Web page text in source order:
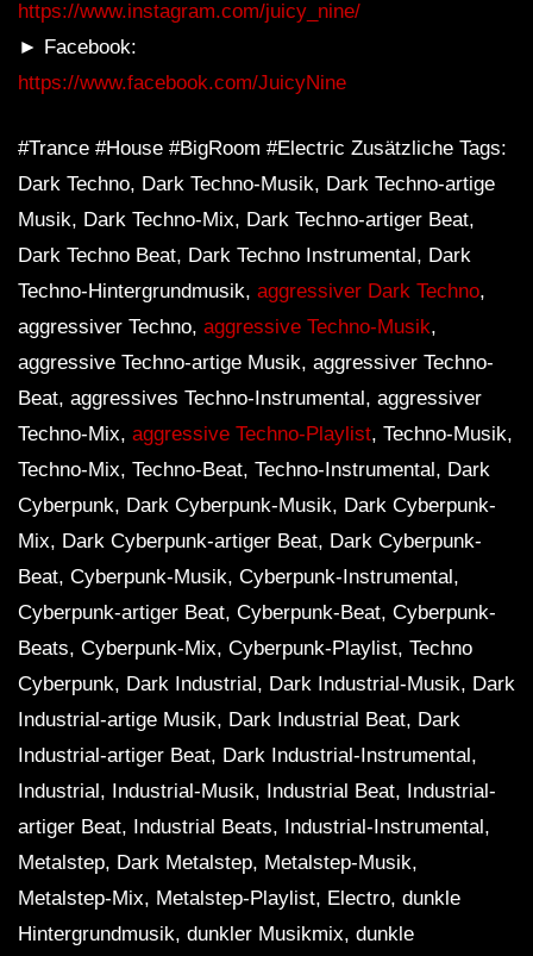
https://www.instagram.com/juicy_nine/
► Facebook:
https://www.facebook.com/JuicyNine
#Trance #House #BigRoom #Electric Zusätzliche Tags:
Dark Techno, Dark Techno-Musik, Dark Techno-artige
Musik, Dark Techno-Mix, Dark Techno-artiger Beat,
Dark Techno Beat, Dark Techno Instrumental, Dark
Techno-Hintergrundmusik, aggressiver Dark Techno,
aggressiver Techno, aggressive Techno-Musik,
aggressive Techno-artige Musik, aggressiver Techno-
Beat, aggressives Techno-Instrumental, aggressiver
Techno-Mix, aggressive Techno-Playlist, Techno-Musik,
Techno-Mix, Techno-Beat, Techno-Instrumental, Dark
Cyberpunk, Dark Cyberpunk-Musik, Dark Cyberpunk-
Mix, Dark Cyberpunk-artiger Beat, Dark Cyberpunk-
Beat, Cyberpunk-Musik, Cyberpunk-Instrumental,
Cyberpunk-artiger Beat, Cyberpunk-Beat, Cyberpunk-
Beats, Cyberpunk-Mix, Cyberpunk-Playlist, Techno
Cyberpunk, Dark Industrial, Dark Industrial-Musik, Dark
Industrial-artige Musik, Dark Industrial Beat, Dark
Industrial-artiger Beat, Dark Industrial-Instrumental,
Industrial, Industrial-Musik, Industrial Beat, Industrial-
artiger Beat, Industrial Beats, Industrial-Instrumental,
Metalstep, Dark Metalstep, Metalstep-Musik,
Metalstep-Mix, Metalstep-Playlist, Electro, dunkle
Hintergrundmusik, dunkler Musikmix, dunkle